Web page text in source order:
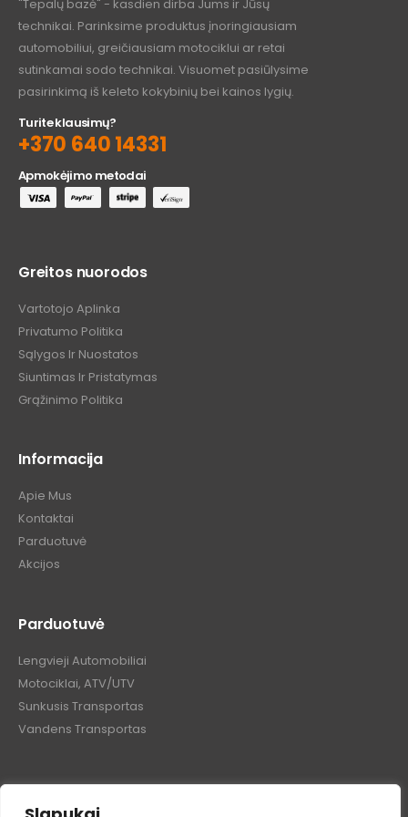
"Tepalų bazė" - kasdien dirba Jums ir Jūsų
technikai. Parinksime produktus įnoringiausiam
automobiliui, greičiausiam motociklui ar retai
sutinkamai sodo technikai. Visuomet pasiūlysime
pasirinkimą iš keleto kokybinių bei kainos lygių.
Turite klausimų?
+370 640 14331
Apmokėjimo metodai
Greitos nuorodos
Vartotojo Aplinka
Privatumo Politika
Sąlygos Ir Nuostatos
Siuntimas Ir Pristatymas
Grąžinimo Politika
Informacija
Apie Mus
Kontaktai
Parduotuvė
Akcijos
Parduotuvė
Lengvieji Automobiliai
Motociklai, ATV/UTV
Sunkusis Transportas
Vandens Transportas